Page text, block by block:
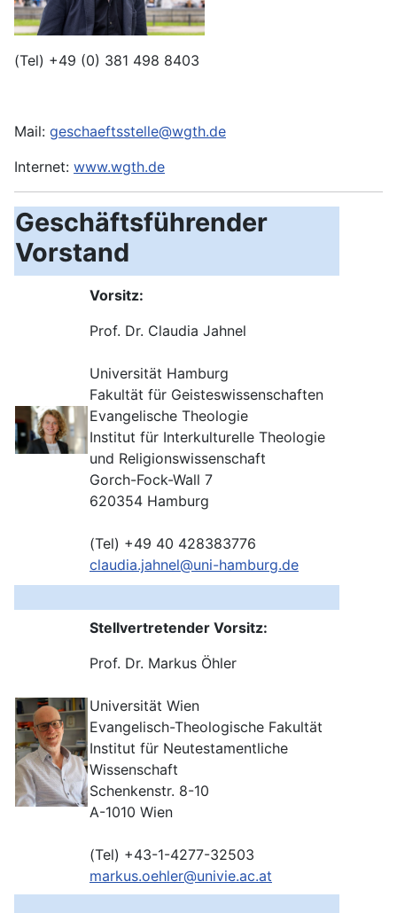
(Tel) +49 (0) 381 498 8403
Mail: geschaeftsstelle@wgth.de
Internet: www.wgth.de
Geschäftsführender
Vorstand
Vorsitz:
Prof. Dr. Claudia Jahnel
Universität Hamburg
Fakultät für Geisteswissenschaften
Evangelische Theologie
Institut für Interkulturelle Theologie
und Religionswissenschaft
Gorch-Fock-Wall 7
620354 Hamburg
(Tel) +49 40 428383776
claudia.jahnel@uni-hamburg.de
Stellvertretender Vorsitz:
Prof. Dr. Markus Öhler
Universität Wien
Evangelisch-Theologische Fakultät
Institut für Neutestamentliche
Wissenschaft
Schenkenstr. 8-10
A-1010 Wien
(Tel) +43-1-4277-32503
markus.oehler@univie.ac.at